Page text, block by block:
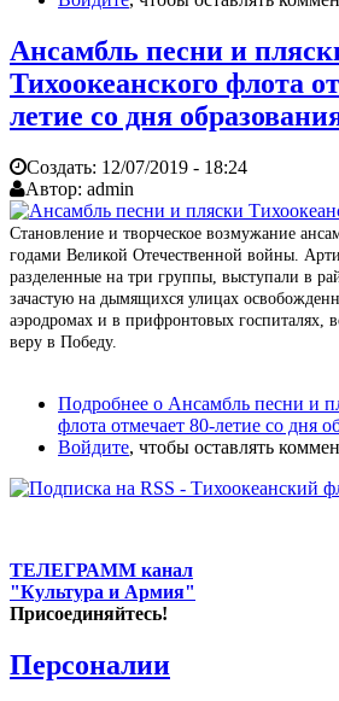
Ансамбль песни и
Тихоокеанского флота
летие со дня
Создать: 12/07/2019 - 18:24
Автор: admin
Становление и творческое возмужание
годами Великой Отечественной войны.
разделенные на три группы, выступали в
зачастую на дымящихся улицах
аэродромах и в прифронтовых госпиталях,
веру в Победу.
Подробнее о Ансамбль песни и
флота отмечает 80-летие со дня
Войдите, чтобы оставлять
ТЕЛЕГРАММ канал
"Культура и Армия"
Присоединяйтесь!
Персоналии